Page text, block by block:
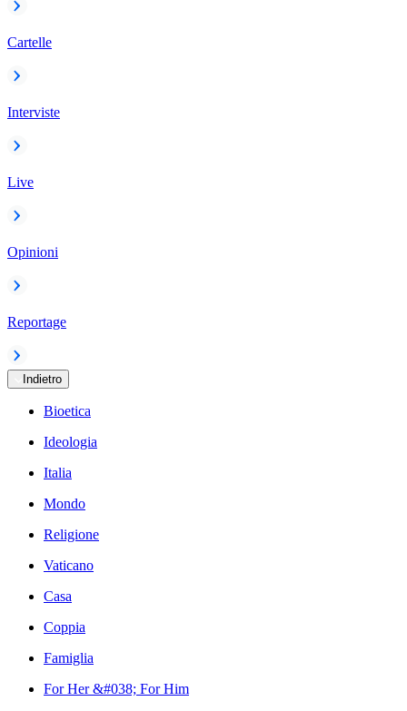
Cartelle
Interviste
Live
Opinioni
Reportage
Indietro
Bioetica
Ideologia
Italia
Mondo
Religione
Vaticano
Casa
Coppia
Famiglia
For Her &#038; For Him